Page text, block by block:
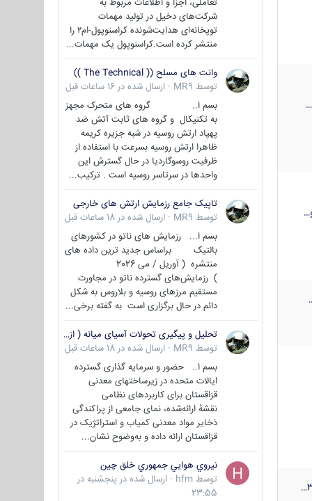
شرکت‌های دخیل در تولید مهمات
توپخانه‌ای هدایت‌شونده کراسنوپول-ام۲ را
منتشر کرده است.کراسنوپول یک مهمات...
وانت های مسلح (( The Technical ))
توسط MR9
· ارسال شده در 16 ساعات قبل
بسم ا.. گروه های متحرک مجهز
به تکنیکال و گروه های ثابت آتش ضد
پهپاد ارتش روسیه در شبه جزیره کریمه
ظاهرا ارتش روسیه بسرعت با استفاده از
ظرفیت روسوگاردیا در حال گسترش این
واحدها در سرتاسر روسیه است . ترکیب...
تاپیک جامع رزمایش ارتش های خارجی
توسط MR9
· ارسال شده در 18 ساعات قبل
بسم ا... رزمایش های ناتو در کشورهای
بالتیک براساس جدید ترین داده های
منتشره ( آوریل / می 2026
) رزمایش‌های گسترده ناتو در مجاورت
مستقیم مرزهای روسیه و بلاروس به شکل
دائم در حال برگزاری است به گفته برخی...
تحلیل و پیگیری تحولات آسیای میانه ( ازبکستان، تاجیکستان، ترکمنستان، قزاقستان و قرقیزستان )
توسط MR9
· ارسال شده در 18 ساعات قبل
بسم ا.. حضور و سرمایه گذاری گسترده
ایالات متحده در زیرساختهای معدنی
قزاقستان برای کاربردهای نظامی
نقشهٔ ارائه‌شده، نمای جامعی از پراکندگی
ذخایر مواد معدنی کمیاب و استراتژیک در
قزاقستان ارائه داده و به‌وضوح نشان...
نيروي هوايي جمهوري خلق چين
توسط hfm
· ارسال شده در پنجشنبه در
23:55